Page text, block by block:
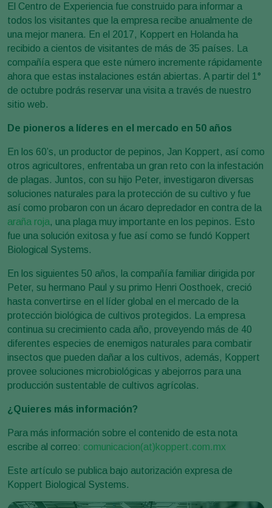
El Centro de Experiencia fue construido para informar a
todos los visitantes que la empresa recibe anualmente de
una mejor manera. En el 2017, Koppert en Holanda ha
recibido a cientos de visitantes de más de 35 países. La
compañía espera que este número incremente rápidamente
ahora que estas instalaciones están abiertas. A partir del 1°
de octubre podrás reservar una visita a través de nuestro
sitio web.
De pioneros a líderes en el mercado en 50 años
En los 60’s, un productor de pepinos, Jan Koppert, así como
otros agricultores, enfrentaba un gran reto con la infestación
de plagas. Juntos, con su hijo Peter, investigaron diversas
soluciones naturales para la protección de su cultivo y fue
así como probaron con un ácaro depredador en contra de la
araña roja, una plaga muy importante en los pepinos. Esto
fue una solución exitosa y fue así como se fundó Koppert
Biological Systems.
En los siguientes 50 años, la compañía familiar dirigida por
Peter, su hermano Paul y su primo Henri Oosthoek, creció
hasta convertirse en el líder global en el mercado de la
protección biológica de cultivos protegidos. La empresa
continua su crecimiento cada año, proveyendo más de 40
diferentes especies de enemigos naturales para combatir
insectos que pueden dañar a los cultivos, además, Koppert
provee soluciones microbiológicas y abejorros para una
producción sustentable de cultivos agrícolas.
¿Quieres más información?
Para más información sobre el contenido de esta nota
escribe al correo: comunicacion(at)koppert.com.mx
Este artículo se publica bajo autorización expresa de
Koppert Biological Systems.